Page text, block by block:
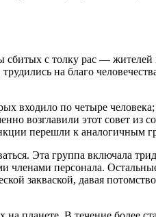
сбитых с толку рас —
на благо
входило по четыре
возглавили этот совет из
перешли к аналогичным
Эта группа включала
членами персонала.
закваской, давая